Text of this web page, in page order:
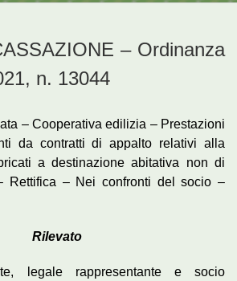
– Ordinanza
n. 13044
– Cooperativa edilizia – Prestazioni
da contratti di appalto relativi alla
a destinazione abitativa non di
Rettifica – Nei confronti del socio –
Rilevato
legale rappresentante e socio